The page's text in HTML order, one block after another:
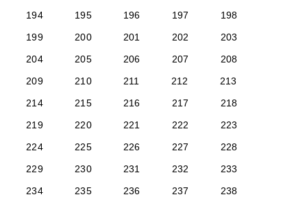
194
195 196 197
198
199
200 201 202
203
204
205 206 207
208
209
210 211 212
213
214
215 216 217
218
219
220 221 222
223
224
225 226 227
228
229
230 231 232
233
234
235 236 237
238